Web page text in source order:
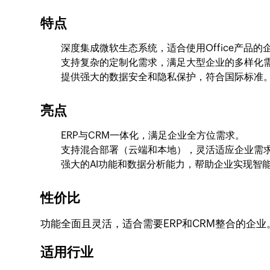
特点
深度集成微软生态系统，适合使用Office产品的企
支持复杂的定制化需求，满足大型企业的多样化
提供强大的数据安全和隐私保护，符合国际标准。
亮点
ERP与CRM一体化，满足企业全方位需求。
支持混合部署（云端和本地），灵活适应企业需求
强大的AI功能和数据分析能力，帮助企业实现智能
性价比
功能全面且灵活，适合需要ERP和CRM整合的企业
适用行业